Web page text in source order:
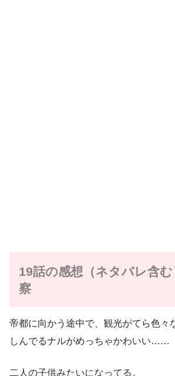
19話の感想（ネタバレ含
察
帝都に向かう途中で、観光がてら色々
しんでるナルがめっちゃかわいい……
二人の子供みたいになってる。